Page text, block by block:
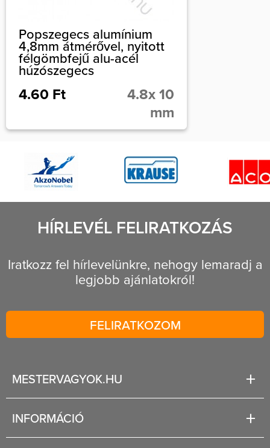
Popszegecs alumínium
4,8mm átmérővel, nyitott
félgömbfejű alu-acél
húzószegecs
4.60 Ft
4.8x 10
mm
HÍRLEVÉL FELIRATKOZÁS
Iratkozz fel hírlevelünkre, nehogy lemaradj a
legjobb ajánlatokról!
FELIRATKOZOM
MESTERVAGYOK.HU
INFORMÁCIÓ